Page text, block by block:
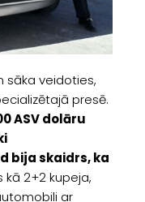
sāka veidoties,
presē.
ASV dolāru
bija skaidrs, ka
kā 2+2 kupeja,
ar